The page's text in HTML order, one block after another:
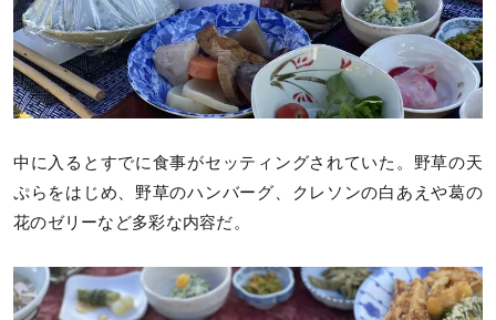
中に入るとすでに食事がセッティングされていた。野草の天
ぷらをはじめ、野草のハンバーグ、クレソンの白あえや葛の
花のゼリーなど多彩な内容だ。